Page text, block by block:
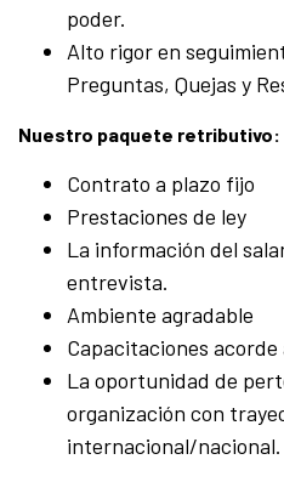
poder.
Alto rigor en
Preguntas, Quejas y
Nuestro paquete retributivo:
Contrato a plazo fijo
Prestaciones de ley
La información del
entrevista.
Ambiente agradable
Capacitaciones acorde
La oportunidad de
organización con
internacional/nacional.